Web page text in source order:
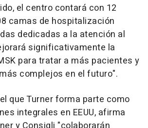
el centro contará con 12
camas de hospitalización
dedicadas a la atención al
significativamente la
para tratar a más pacientes y
complejos en el futuro".
que Turner forma parte como
integrales en EEUU, afirma